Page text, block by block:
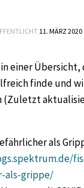
11. MÄRZ 2020
einer Übersicht,
finde und
(Zuletzt
als
als-grippe/